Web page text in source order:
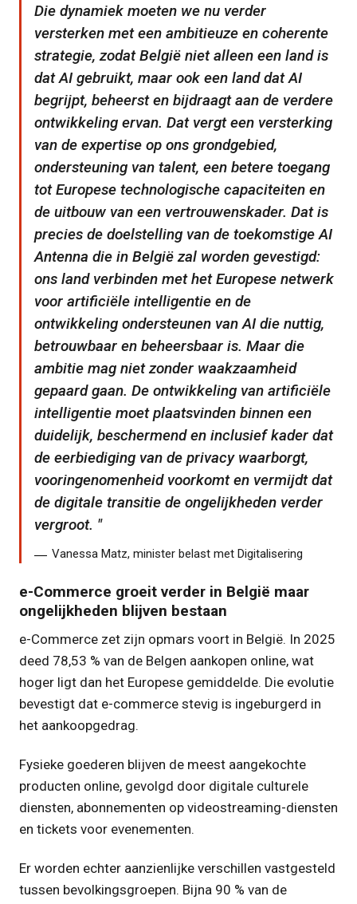
Die dynamiek moeten we nu verder
versterken met een ambitieuze en coherente
strategie, zodat België niet alleen een land is
dat AI gebruikt, maar ook een land dat AI
begrijpt, beheerst en bijdraagt aan de verdere
ontwikkeling ervan. Dat vergt een versterking
van de expertise op ons grondgebied,
ondersteuning van talent, een betere toegang
tot Europese technologische capaciteiten en
de uitbouw van een vertrouwenskader. Dat is
precies de doelstelling van de toekomstige AI
Antenna die in België zal worden gevestigd:
ons land verbinden met het Europese netwerk
voor artificiële intelligentie en de
ontwikkeling ondersteunen van AI die nuttig,
betrouwbaar en beheersbaar is. Maar die
ambitie mag niet zonder waakzaamheid
gepaard gaan. De ontwikkeling van artificiële
intelligentie moet plaatsvinden binnen een
duidelijk, beschermend en inclusief kader dat
de eerbiediging van de privacy waarborgt,
vooringenomenheid voorkomt en vermijdt dat
de digitale transitie de ongelijkheden verder
vergroot.
Vanessa Matz, minister belast met Digitalisering
e-Commerce groeit verder in België maar
ongelijkheden blijven bestaan
e-Commerce zet zijn opmars voort in België. In 2025
deed 78,53 % van de Belgen aankopen online, wat
hoger ligt dan het Europese gemiddelde. Die evolutie
bevestigt dat e-commerce stevig is ingeburgerd in
het aankoopgedrag.
Fysieke goederen blijven de meest aangekochte
producten online, gevolgd door digitale culturele
diensten, abonnementen op videostreaming-diensten
en tickets voor evenementen.
Er worden echter aanzienlijke verschillen vastgesteld
tussen bevolkingsgroepen. Bijna 90 % van de